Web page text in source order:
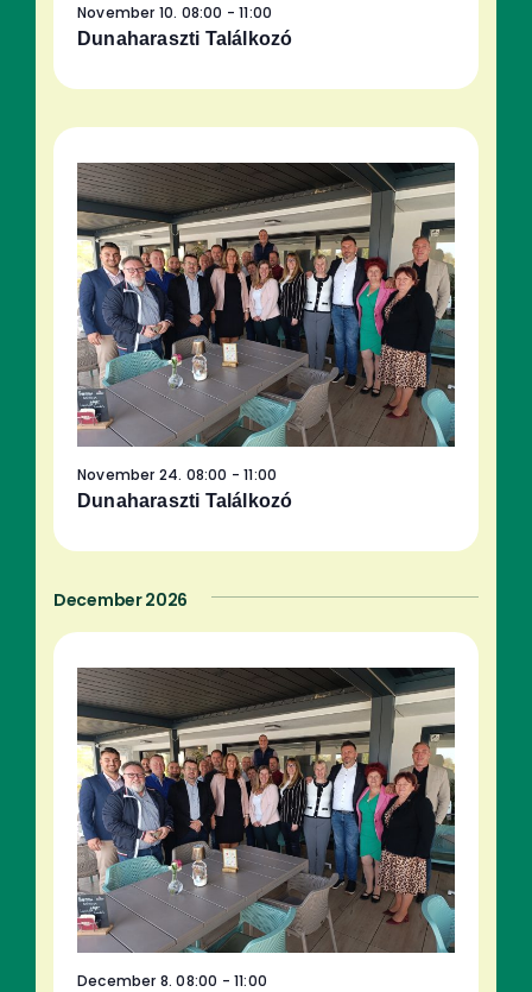
Dunaharaszti Találkozó
November 10. 08:00 -11:00
Dunaharaszti Találkozó
November 24. 08:00 -11:00
December 2026
December 8. 08:00 -11:00